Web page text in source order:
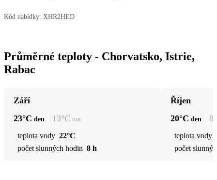
Kód nabídky: XHR2HED
Průměrné teploty - Chorvatsko, Istrie,
Rabac
Září
23°C den 13°C noc
teplota vody 22°C
počet slunných hodin 8 h
Říjen
20°C den 8
teplota vody
počet